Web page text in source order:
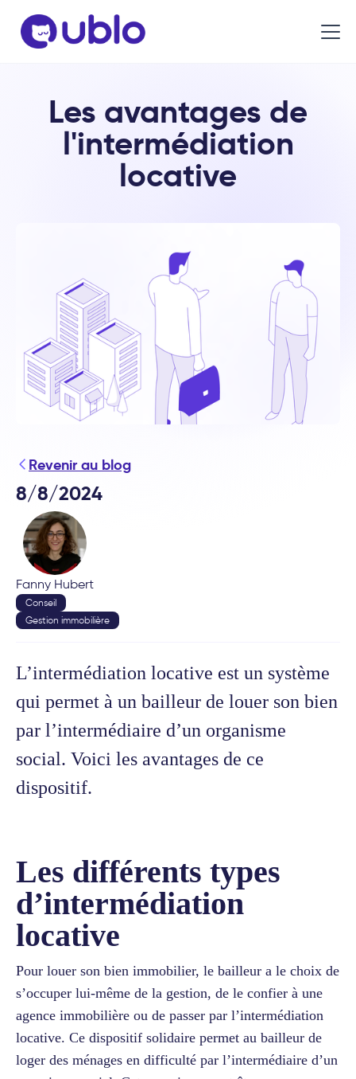
Les avantages de
l'intermédiation
locative
Revenir au blog
8/8/2024
Fanny Hubert
Conseil
Gestion immobilière
L’intermédiation locative est un système
qui permet à un bailleur de louer son bien
par l’intermédiaire d’un organisme
social. Voici les avantages de ce
dispositif.
Les différents types
d’intermédiation
locative
Pour louer son bien immobilier, le bailleur a le choix de
s’occuper lui-même de la gestion, de le confier à une
agence immobilière ou de passer par l’intermédiation
locative. Ce dispositif solidaire permet au bailleur de
loger des ménages en difficulté par l’intermédiaire d’un